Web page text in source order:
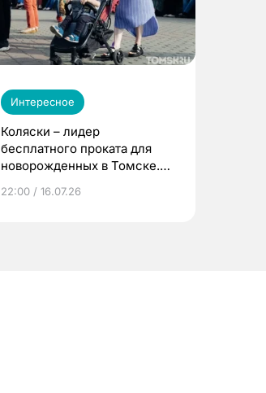
Интересное
Коляски – лидер
бесплатного проката для
новорожденных в Томске.
22:00 / 16.07.26